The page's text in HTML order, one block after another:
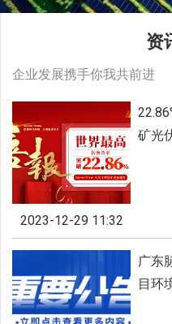
资
企业发展携手你我共前进
2023-12-29 11:32
矿光
广东
目环